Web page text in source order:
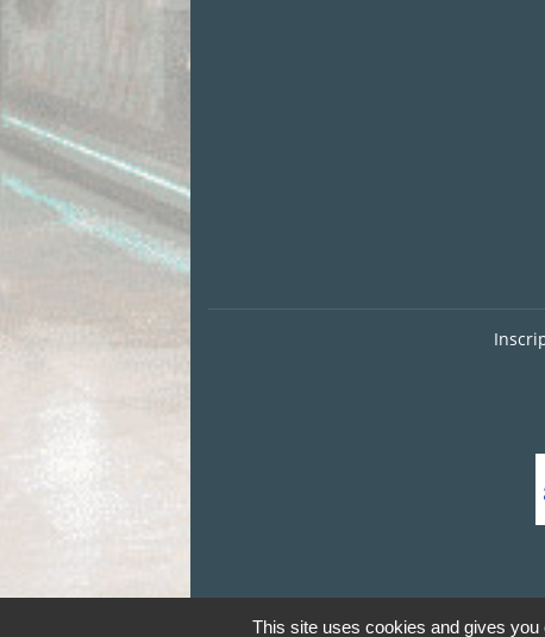
This site uses cookies and gives